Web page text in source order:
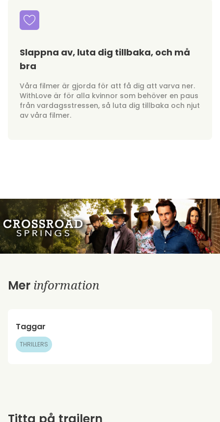
Slappna av, luta dig tillbaka, och må
bra
Våra filmer är gjorda för att få dig att varva ner.
WithLove är för alla kvinnor som behöver en paus
från vardagsstressen, så luta dig tillbaka och njut
av våra filmer.
Mer information
Taggar
THRILLERS